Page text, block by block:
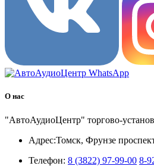
О нас
"АвтоАудиоЦентр" торгово-
Адрес:Томск, Фрунзе
Телефон: 8 (3822) 97-99-00 8-